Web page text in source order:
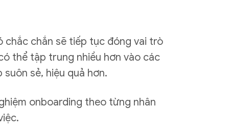
chắc chắn sẽ tiếp tục đóng vai trò
thể tập trung nhiều hơn vào các
sẻ, hiệu quả hơn.
onboarding theo từng nhân